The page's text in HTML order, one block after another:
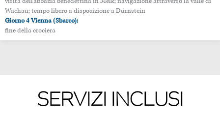
Wachau; tempo libero a disposizione a Dürnstein
Giorno 4 Vienna (Sbarco):
fine della crociera
SERVIZI INCLUSI